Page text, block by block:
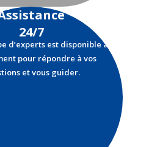
24/7
d’experts est disponible à
pour répondre à vos
et vous guider.